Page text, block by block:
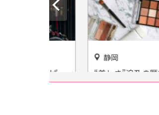
“美しさ”追及の歴史がここ
に！「資生堂企業資料館」